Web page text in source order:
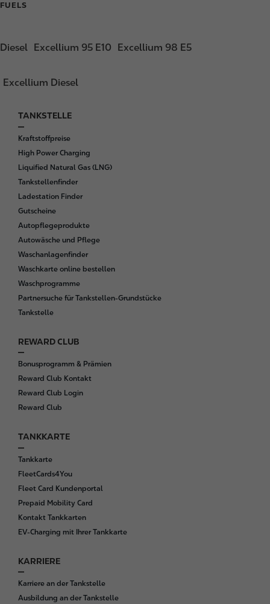
FUELS
Diesel Excellium 95 E10 Excellium 98 E5
Excellium Diesel
F
o
o
t
e
r
TANKSTELLE
Kraftstoffpreise
High Power Charging
Liquified Natural Gas (LNG)
Tankstellenfinder
Ladestation Finder
Gutscheine
Autopflegeprodukte
Autowäsche und Pflege
Waschanlagenfinder
Waschkarte online bestellen
Waschprogramme
Partnersuche für Tankstellen-Grundstücke
Tankstelle
REWARD CLUB
Bonusprogramm & Prämien
Reward Club Kontakt
Reward Club Login
Reward Club
TANKKARTE
Tankkarte
FleetCards4You
Fleet Card Kundenportal
Prepaid Mobility Card
Kontakt Tankkarten
EV-Charging mit Ihrer Tankkarte
KARRIERE
Karriere an der Tankstelle
Ausbildung an der Tankstelle